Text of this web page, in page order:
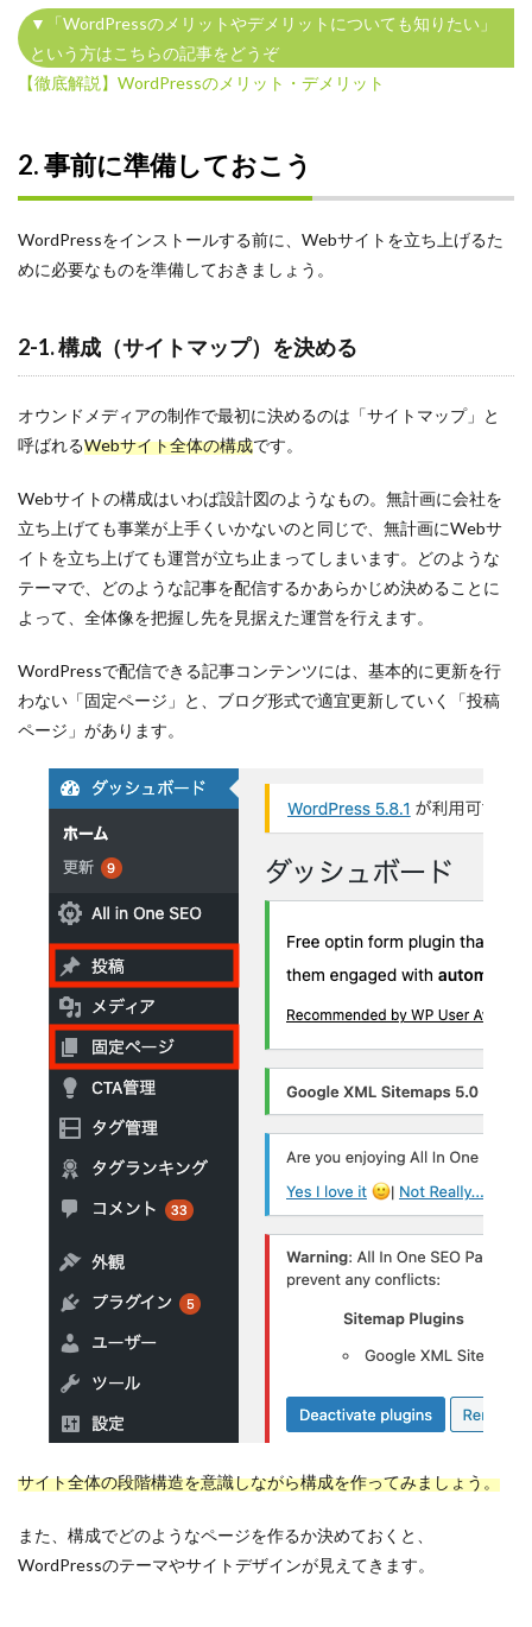
▼「WordPressのメリットやデメリットについても知りたい」
という方はこちらの記事をどうぞ
【徹底解説】WordPressのメリット・デメリット
2. 事前に準備しておこう
WordPressをインストールする前に、Webサイトを立ち上げるた
めに必要なものを準備しておきましょう。
2-1. 構成（サイトマップ）を決める
オウンドメディアの制作で最初に決めるのは「サイトマップ」と
呼ばれるWebサイト全体の構成です。
Webサイトの構成はいわば設計図のようなもの。無計画に会社を
立ち上げても事業が上手くいかないのと同じで、無計画にWebサ
イトを立ち上げても運営が立ち止まってしまいます。どのような
テーマで、どのような記事を配信するかあらかじめ決めることに
よって、全体像を把握し先を見据えた運営を行えます。
WordPressで配信できる記事コンテンツには、基本的に更新を行
わない「固定ページ」と、ブログ形式で適宜更新していく「投稿
ページ」があります。
サイト全体の段階構造を意識しながら構成を作ってみましょう。
また、構成でどのようなページを作るか決めておくと、
WordPressのテーマやサイトデザインが見えてきます。
Wantedly
Twitter
SDS法
LINE
メンター
まとめ
マーケティング
ペルソナ
プロフィール
フリーランス
プラン
ビジョン
バリュー
ニューノーマル時代
ツール
チャット
チェックポイント
適性検査とは